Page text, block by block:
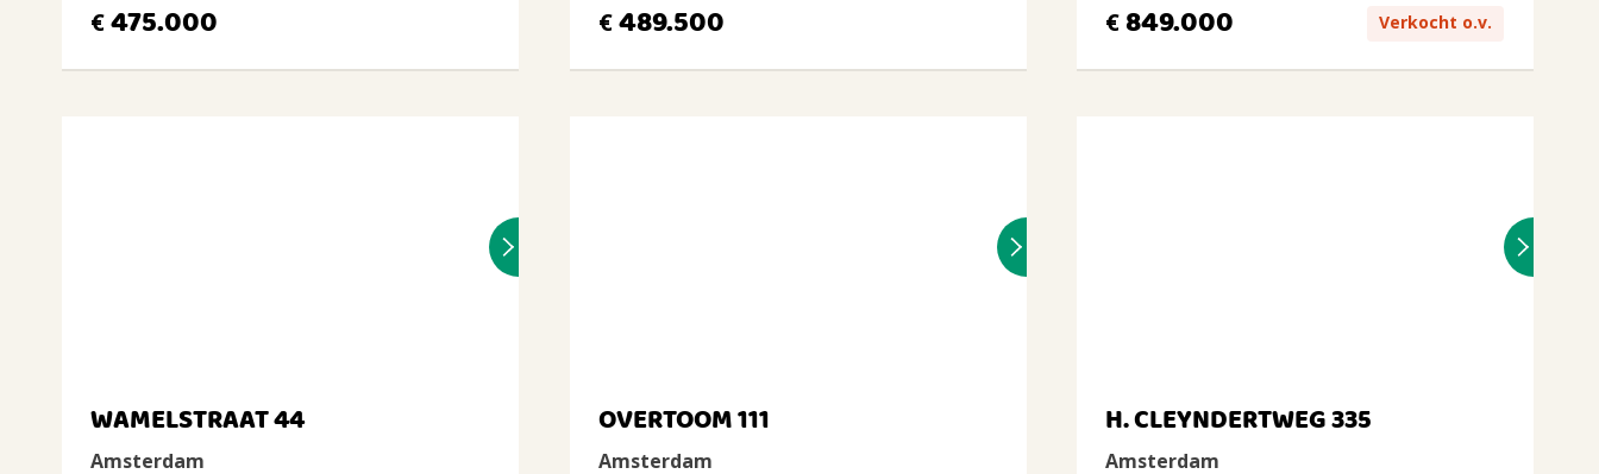
€475.000 €489.500 € 849.000 Verkocht o.v.
WAMELSTRAAT 44
Amsterdam
OVERTOOM 111
Amsterdam
H. CLEYNDERTWEG 335
Amsterdam